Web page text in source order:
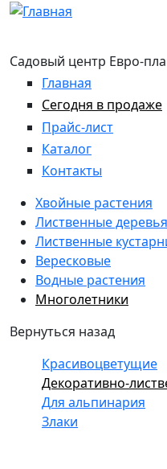
Перейти к основному
Садовый центр Евро-
Главная
Сегодня в продаже
Прайс-лист
Каталог
Контакты
Хвойные растения
Лиственные деревья
Лиственные
Вересковые
Водные растения
Многолетники
Вернуться назад
Красивоцветущие
Декоративно-
Для альпинария
Злаки